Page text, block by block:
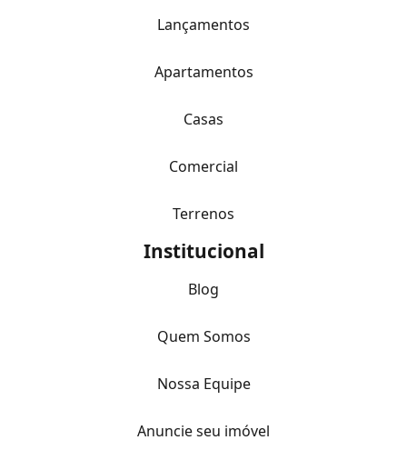
Lançamentos
Apartamentos
Casas
Comercial
Terrenos
Institucional
Blog
Quem Somos
Nossa Equipe
Anuncie seu imóvel